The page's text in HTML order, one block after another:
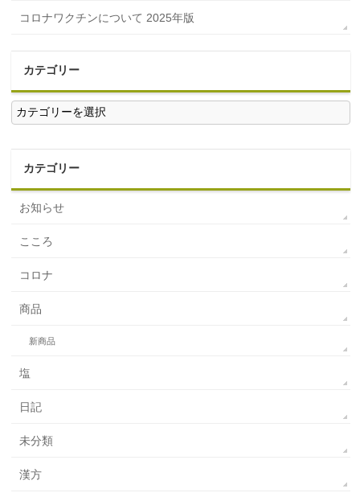
コロナワクチンについて 2025年版
カテゴリー
カ
テ
ゴ
カテゴリー
お知らせ
こころ
コロナ
商品
新商品
塩
日記
未分類
漢方